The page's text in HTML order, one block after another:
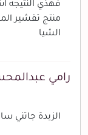
فهذي النتيجه
منتج تقشير
الشيا
رامي
الزبدة جاتني